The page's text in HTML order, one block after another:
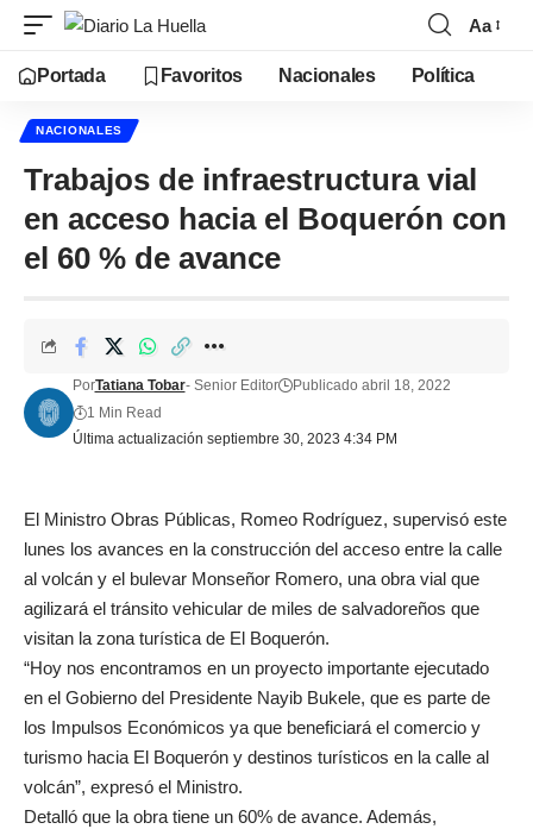
Aa
Portada Favoritos Nacionales Política
NACIONALES
Trabajos de infraestructura vial
en acceso hacia el Boquerón con
el 60 % de avance
Última actualización septiembre 30, 2023 4:34 PM
PorTatiana Tobar- Senior Editor
Publicado abril 18, 2022
1 Min Read
El Ministro Obras Públicas, Romeo Rodríguez, supervisó este
lunes los avances en la construcción del acceso entre la calle
al volcán y el bulevar Monseñor Romero, una obra vial que
agilizará el tránsito vehicular de miles de salvadoreños que
visitan la zona turística de El Boquerón.
“Hoy nos encontramos en un proyecto importante ejecutado
en el Gobierno del Presidente Nayib Bukele, que es parte de
los Impulsos Económicos ya que beneficiará el comercio y
turismo hacia El Boquerón y destinos turísticos en la calle al
volcán”, expresó el Ministro.
Detalló que la obra tiene un 60% de avance. Además,